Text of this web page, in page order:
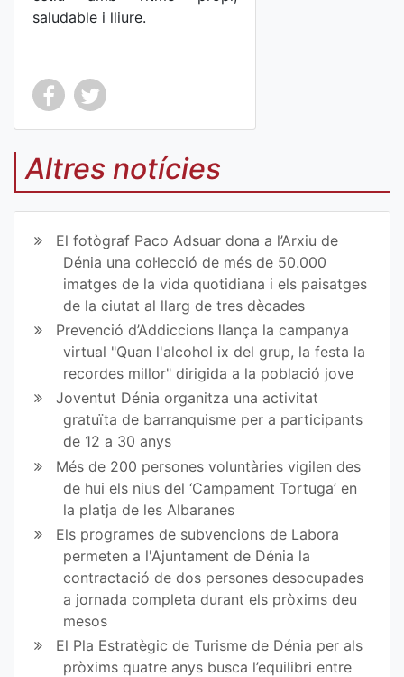
saludable i lliure.
Co
mp
art
ir
en
Fa
ce
bo
ok
Co
mp
art
ir
en
Tw
itt
er
Altres notícies
El fotògraf Paco Adsuar dona a l’Arxiu de
Dénia una col·lecció de més de 50.000
imatges de la vida quotidiana i els paisatges
de la ciutat al llarg de tres dècades
Prevenció d’Addiccions llança la campanya
virtual "Quan l'alcohol ix del grup, la festa la
recordes millor" dirigida a la població jove
Joventut Dénia organitza una activitat
gratuïta de barranquisme per a participants
de 12 a 30 anys
Més de 200 persones voluntàries vigilen des
de hui els nius del ‘Campament Tortuga’ en
la platja de les Albaranes
Els programes de subvencions de Labora
permeten a l'Ajuntament de Dénia la
contractació de dos persones desocupades
a jornada completa durant els pròxims deu
mesos
El Pla Estratègic de Turisme de Dénia per als
pròxims quatre anys busca l’equilibri entre